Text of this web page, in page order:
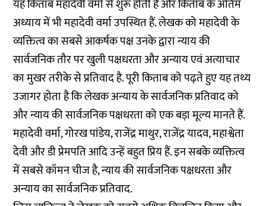
यह किताब महादेवी वर्मा से शुरू होती है और किताब के अंतिम
अध्याय में भी महादेवी वर्मा उपस्थित हैं. लेखक को महादेवी के
व्यक्तित्व का सबसे आकर्षक पक्ष उनके द्वारा न्याय की
सार्वजनिक तौर पर खुली पक्षधरता और अन्याय एवं अत्याचार
का मुखर तरीके से प्रतिवाद है. पूरी किताब को पढ़ते हुए यह तथ्य
उजागर होता है कि लेखक अन्याय के सार्वजनिक प्रतिवाद को
और न्याय की सार्वजनिक पक्षधरता को एक बड़ा मूल्य मानते हैं.
महादेवी वर्मा, गोरख पांडेय, राजेंद्र माथुर, राजेंद्र यादव, महाश्वेता
देवी और डी प्रेमपति आदि उन्हें बहुत प्रिय हैं. इन सबके व्यक्तित्व
में सबसे कॉमन चीज है, न्याय की सार्वजनिक पक्षधरता और
अन्याय का सार्वजनिक प्रतिवाद.